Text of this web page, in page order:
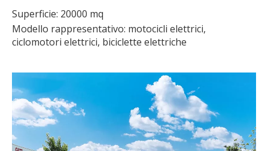
Superficie: 20000 mq
Modello rappresentativo: motocicli elettrici,
ciclomotori elettrici, biciclette elettriche